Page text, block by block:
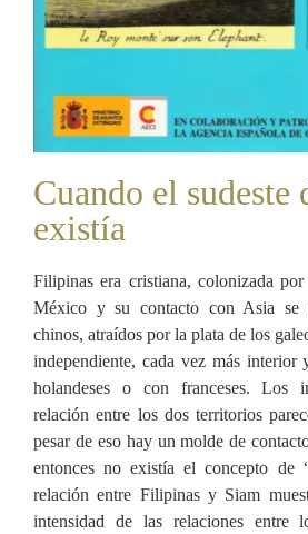
Cuando el sudeste
existía
Filipinas era cristiana, colonizada
México y su contacto con Asia se
chinos, atraídos por la plata de los
independiente, cada vez más interior
holandeses o con franceses. Los
relación entre los dos territorios
pesar de eso hay un molde de
entonces no existía el concepto de
relación entre Filipinas y Siam
intensidad de las relaciones entre